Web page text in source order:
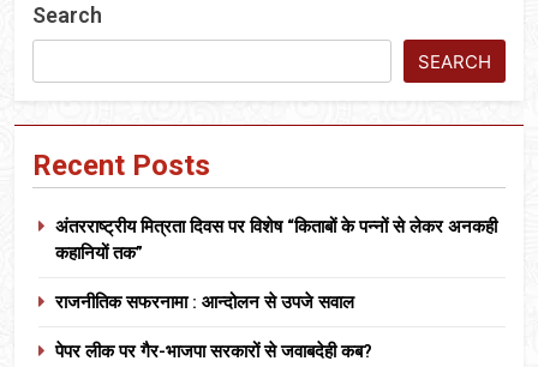
Search
SEARCH
Recent Posts
अंतरराष्ट्रीय मित्रता दिवस पर विशेष “किताबों के पन्नों से लेकर अनकही
कहानियों तक”
राजनीतिक सफरनामा : आन्दोलन से उपजे सवाल
पेपर लीक पर गैर-भाजपा सरकारों से जवाबदेही कब?